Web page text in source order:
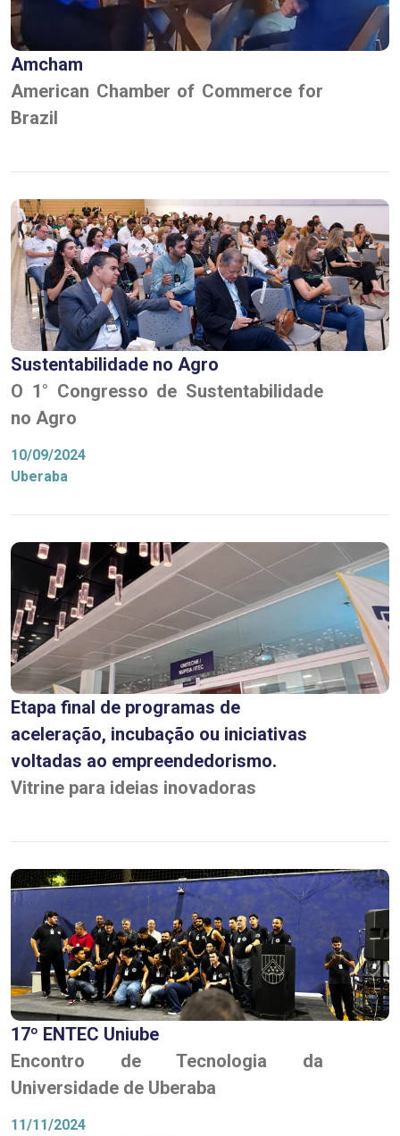
Amcham
American Chamber of Commerce for
Brazil
Sustentabilidade no Agro
O 1° Congresso de Sustentabilidade
no Agro
10/09/2024
Uberaba
Etapa final de programas de
aceleração, incubação ou iniciativas
voltadas ao empreendedorismo.
Vitrine para ideias inovadoras
17º ENTEC Uniube
Encontro de Tecnologia da
Universidade de Uberaba
11/11/2024